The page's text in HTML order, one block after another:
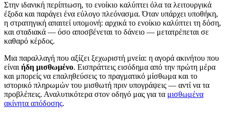
Στην ιδανική περίπτωση, το ενοίκιο καλύπτει όλα τα λειτουργικά
έξοδα και παράγει ένα εύλογο πλεόνασμα. Όταν υπάρχει υποθήκη,
η στρατηγική απαιτεί υπομονή: αρχικά το ενοίκιο καλύπτει τη δόση,
και σταδιακά — όσο αποσβένεται το δάνειο — μετατρέπεται σε
καθαρό κέρδος.
Μια παραλλαγή που αξίζει ξεχωριστή μνεία: η αγορά ακινήτου που
είναι ήδη μισθωμένο. Εισπράττεις εισόδημα από την πρώτη μέρα
και μπορείς να επαληθεύσεις το πραγματικό μίσθωμα και το
ιστορικό πληρωμών του μισθωτή πριν υπογράψεις — αντί να τα
προβλέπεις. Αναλυτικότερα στον οδηγό μας για τα μισθωμένα
ακίνητα απόδοσης.